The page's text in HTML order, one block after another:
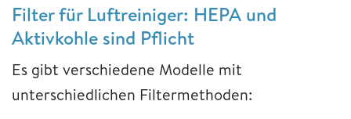
Filter für Luftreiniger: HEPA und
Aktivkohle sind Pflicht
Es gibt verschiedene Modelle mit
unterschiedlichen Filtermethoden: